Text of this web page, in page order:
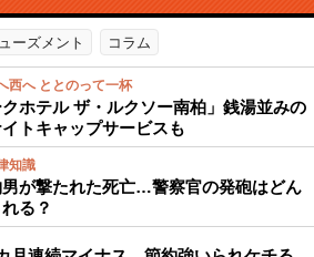
ーズメント コラム
西へ ととのって一杯
クホテル ザ・ルクソー南柏」銭湯並みの
トキャップサービスも
知識
が撃たれた死亡…警察官の発砲はどん
る？